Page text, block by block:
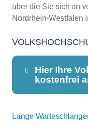
über die Sie sich an
Nordrhein-Westfalen
Hier Ihre
kostenfrei
Dieser Teil
Lange